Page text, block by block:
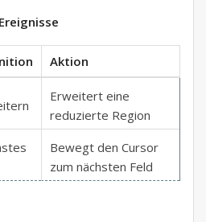
Aktion
Erweitert eine
reduzierte Region
Bewegt den Cursor
zum nächsten Feld